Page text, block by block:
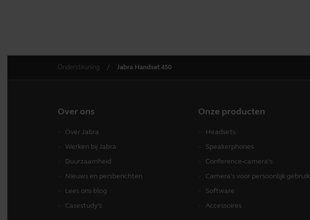
Ondersteuning Jabra Handset 450
Over ons
Over Jabra
Werken bij Jabra
Duurzaamheid
Nieuws en persberichten
Lees ons blog
Casestudy's
Onze producten
Headsets
Speakerphones
Conference-camera's
Camera's voor persoonlijk gebruik
Software
Accessoires